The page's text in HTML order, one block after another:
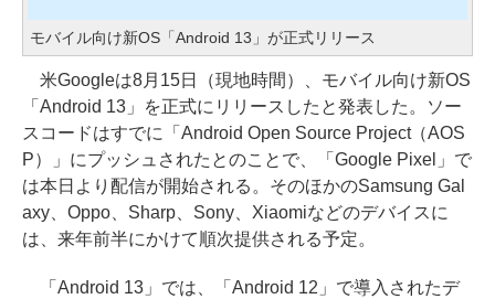
モバイル向け新OS「Android 13」が正式リリース
米Googleは8月15日（現地時間）、モバイル向け新OS
「Android 13」を正式にリリースしたと発表した。ソー
スコードはすでに「Android Open Source Project（AOS
P）」にプッシュされたとのことで、「Google Pixel」で
は本日より配信が開始される。そのほかのSamsung Gal
axy、Oppo、Sharp、Sony、Xiaomiなどのデバイスに
は、来年前半にかけて順次提供される予定。
「Android 13」では、「Android 12」で導入されたデ